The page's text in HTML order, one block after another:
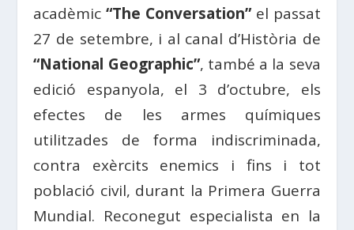
acadèmic “The Conversation”el passat
27 de setembre, i al canal d’Història de
“National Geographic”, també a la seva
edició espanyola, el 3 d’octubre, els
efectes de les armes químiques
utilitzades de forma indiscriminada,
contra exèrcits enemics i fins i tot
població civil, durant la Primera Guerra
Mundial. Reconegut especialista en la